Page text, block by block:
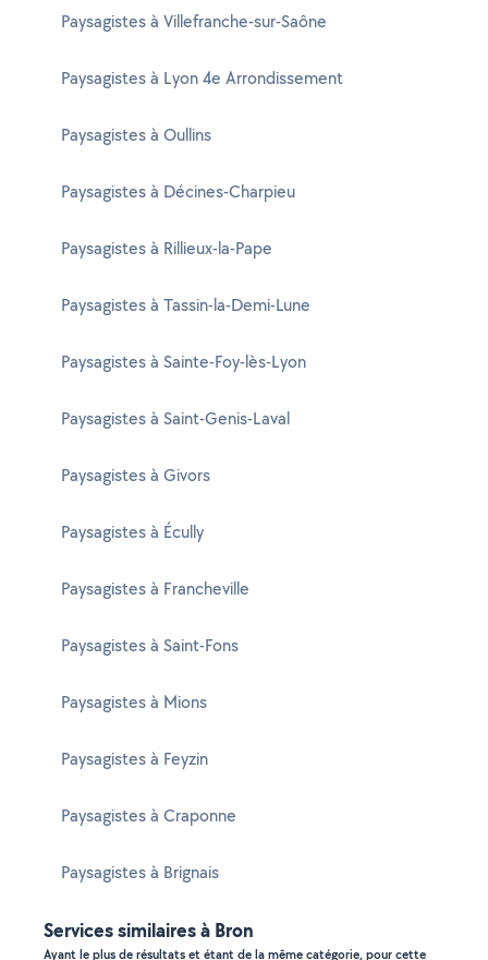
Paysagistes à Villefranche-sur-Saône
Paysagistes à Lyon 4e Arrondissement
Paysagistes à Oullins
Paysagistes à Décines-Charpieu
Paysagistes à Rillieux-la-Pape
Paysagistes à Tassin-la-Demi-Lune
Paysagistes à Sainte-Foy-lès-Lyon
Paysagistes à Saint-Genis-Laval
Paysagistes à Givors
Paysagistes à Écully
Paysagistes à Francheville
Paysagistes à Saint-Fons
Paysagistes à Mions
Paysagistes à Feyzin
Paysagistes à Craponne
Paysagistes à Brignais
Services similaires à Bron
Ayant le plus de résultats et étant de la même catégorie, pour cette